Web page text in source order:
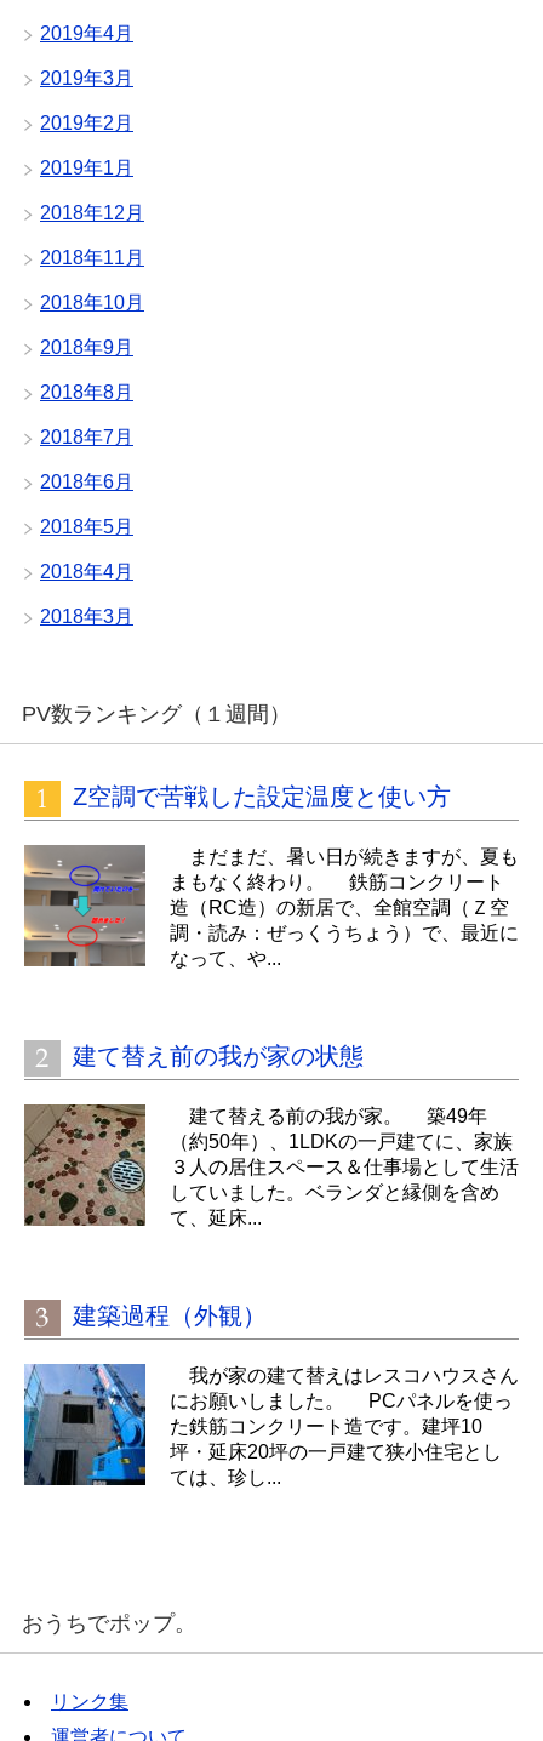
2019年4月
2019年3月
2019年2月
2019年1月
2018年12月
2018年11月
2018年10月
2018年9月
2018年8月
2018年7月
2018年6月
2018年5月
2018年4月
2018年3月
PV数ランキング（１週間）
Z空調で苦戦した設定温度と使い方
まだまだ、暑い日が続きますが、夏も
まもなく終わり。 鉄筋コンクリート
造（RC造）の新居で、全館空調（Ｚ空
調・読み：ぜっくうちょう）で、最近に
なって、や...
建て替え前の我が家の状態
建て替える前の我が家。 築49年
（約50年）、1LDKの一戸建てに、家族
３人の居住スペース＆仕事場として生活
していました。ベランダと縁側を含め
て、延床...
建築過程（外観）
我が家の建て替えはレスコハウスさん
にお願いしました。 PCパネルを使っ
た鉄筋コンクリート造です。建坪10
坪・延床20坪の一戸建て狭小住宅とし
ては、珍し...
おうちでポップ。
リンク集
運営者について